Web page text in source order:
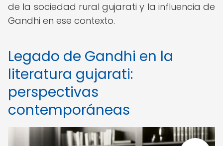
de la sociedad rural gujarati y la influencia de
Gandhi en ese contexto.
Legado de Gandhi en la
literatura gujarati:
perspectivas
contemporáneas